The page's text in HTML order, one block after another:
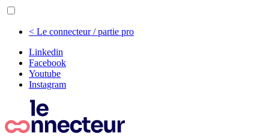
< Le connecteur / partie pro
Linkedin
Facebook
Youtube
Instagram